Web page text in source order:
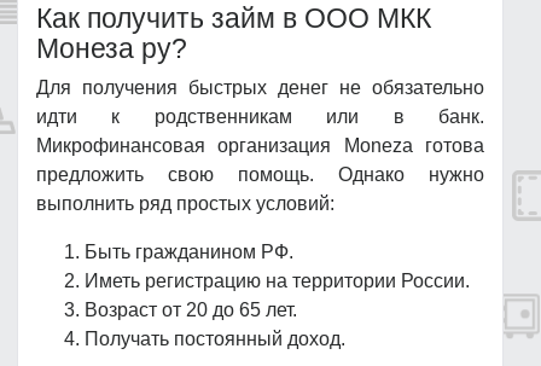
Как получить займ в ООО МКК
Монеза ру?
Для получения быстрых денег не обязательно
идти к родственникам или в банк.
Микрофинансовая организация Moneza готова
предложить свою помощь. Однако нужно
выполнить ряд простых условий:
Быть гражданином РФ.
Иметь регистрацию на территории России.
Возраст от 20 до 65 лет.
Получать постоянный доход.